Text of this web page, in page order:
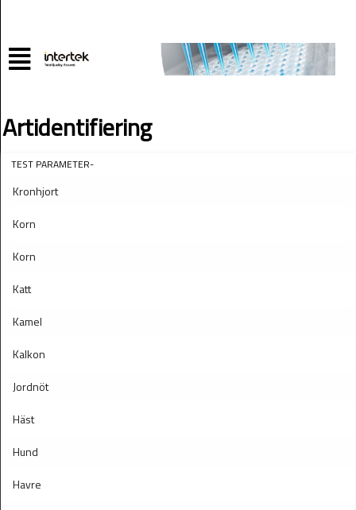
Artidentifiering
TEST PARAMETER-
Kronhjort
Korn
Korn
Katt
Kamel
Kalkon
Jordnöt
Häst
Hund
Havre